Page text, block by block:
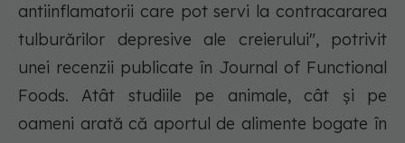
antiinflamatorii care pot servi la contracararea
tulburărilor depresive ale creierului", potrivit
unei recenzii publicate în Journal of Functional
Foods. Atât studiile pe animale, cât și pe
oameni arată că aportul de alimente bogate în